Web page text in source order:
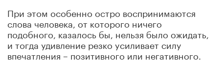
При этом особенно остро воспринимаются
слова человека, от которого ничего
подобного, казалось бы, нельзя было ожидать,
и тогда удивление резко усиливает силу
впечатления – позитивного или негативного.